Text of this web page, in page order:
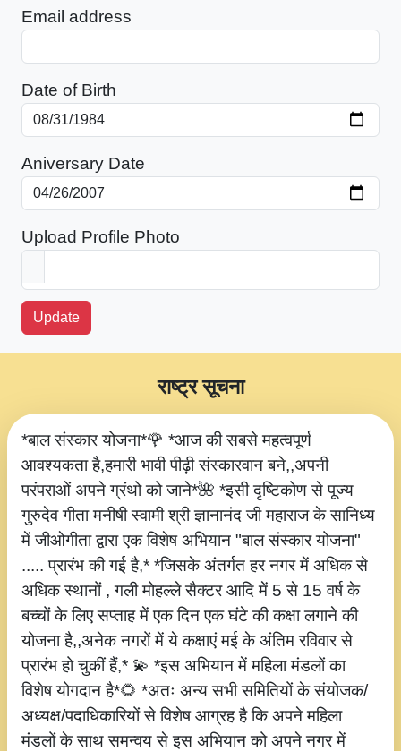
Email address
Date of Birth
Aniversary Date
Upload Profile Photo
Update
*बाल संस्कार योजना*🌹 *आज की सबसे महत्वपूर्ण
आवश्यकता है,हमारी भावी पीढ़ी संस्कारवान बने,,अपनी
परंपराओं अपने ग्रंथो को जाने*🌺 *इसी दृष्टिकोण से पूज्य
गुरुदेव गीता मनीषी स्वामी श्री ज्ञानानंद जी महाराज के सानिध्य
में जीओगीता द्वारा एक विशेष अभियान "बाल संस्कार योजना"
..... प्रारंभ की गई है,* *जिसके अंतर्गत हर नगर में अधिक से
अधिक स्थानों , गली मोहल्ले सैक्टर आदि में 5 से 15 वर्ष के
बच्चों के लिए सप्ताह में एक दिन एक घंटे की कक्षा लगाने की
योजना है,,अनेक नगरों में ये कक्षाएं मई के अंतिम रविवार से
प्रारंभ हो चुकीं हैं,* 💫 *इस अभियान में महिला मंडलों का
विशेष योगदान है*🌻 *अतः अन्य सभी समितियों के संयोजक/
अध्यक्ष/पदाधिकारियों से विशेष आग्रह है कि अपने महिला
मंडलों के साथ समन्वय से इस अभियान को अपने नगर में
राष्ट्र सूचना